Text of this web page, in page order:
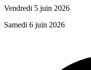
Vendredi 5 juin 2026
Samedi 6 juin 2026